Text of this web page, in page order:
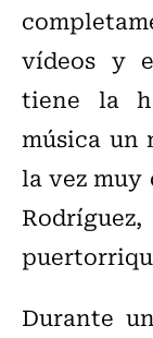
vídeos y
tiene la
música un
la vez
Durante